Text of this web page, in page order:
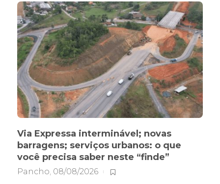
Via Expressa interminável; novas
barragens; serviços urbanos: o que
você precisa saber neste “finde”
Pancho, 08/08/2026